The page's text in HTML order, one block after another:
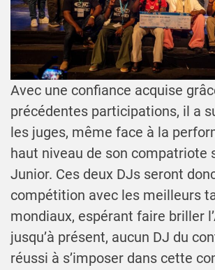
Avec une confiance acquise
précédentes participations, il a
les juges, même face à la
haut niveau de son compatriote
Junior. Ces deux DJs seront
compétition avec les meilleurs
mondiaux, espérant faire briller
jusqu’à présent, aucun DJ du
réussi à s’imposer dans cette